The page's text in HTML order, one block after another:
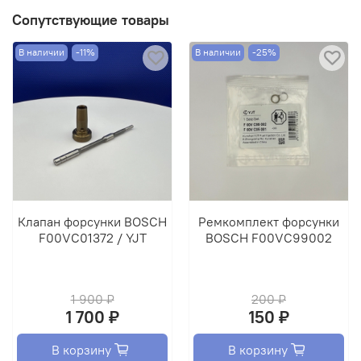
Сопутствующие товары
В наличии -11%
Клапан форсунки BOSCH
F00VC01372 / YJT
1 900 ₽
1 700 ₽
В корзину
В наличии -25%
Ремкомплект форсунки
BOSCH F00VC99002
200 ₽
150 ₽
В корзину